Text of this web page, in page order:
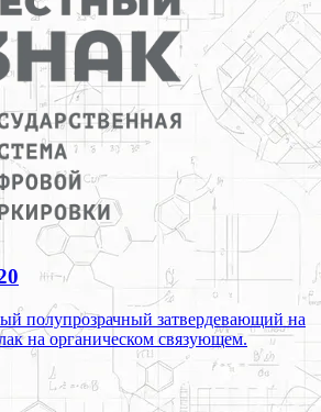
полупрозрачный затвердевающий на
на органическом связующем.